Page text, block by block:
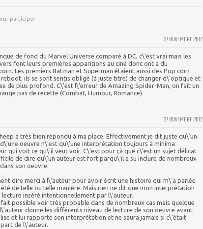
participer
27 NOVEMBRE 2012
de fond du Marvel Universe comparé à DC, c\'est vrai mais les
font leurs premières apparitions au ciné donc ont a du
Les premiers Batman et Superman étaient aussi des Pop corn
ils se sont sentis obligé (à juste titre) de changer d\'optique et
de plus profond. C\'est l\'erreur de Amazing Spider-Man, on fait un
pas de recette (Combat, Humour, Romance).
27 NOVEMBRE 2012
à très bien répondu à ma place. Effectivement je dit juste qu\'un
oeuvre n\'est qu\'une interprétation toujours à minima
qui voit ce qu\'il veut voir. C\'est pour çà que c\'est un sujet délicat
de dire qu\'un auteur est fort parqu\'il a su inclure de nombreux
son oeuvre.
dire merci à l\'auteur pour avoir écrit une histoire qui m\'a parlée
de telle ou telle manière. Mais rien ne dit que mon interprétation
lecture inséré intentionnellement par l\'auteur.
possible voir très probable dans de nombreux cas mais quelque
donne les différents niveau de lecture de son oeuvre avant
et lui rapporte son interprétation et ne saura jamais si c\'était
de l\'auteur.